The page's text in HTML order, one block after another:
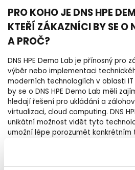
PRO KOHO JE DNS HPE
KTEŘÍ ZÁKAZNÍCI BY SE O
A PROČ?
DNS HPE Demo Lab je přínosný pro
výběr nebo implementaci
moderních technologiích v oblasti
by se o DNS HPE Demo Lab měli
hledají řešení pro ukládání a
virtualizaci, cloud computing. DNS
unikátní možnost vidět tyto
umožní lépe porozumět konkrétním
je „osahat“ a vidět, jak by mohly
jejich stávajícího IT prostředí a jak
jejich specifické